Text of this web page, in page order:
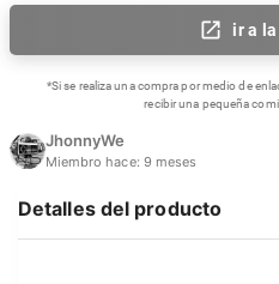
ir a
*Si se realiza una compra por medio de
recibir una pequeña
JhonnyWe
Miembro hace: 9 meses
Detalles del producto